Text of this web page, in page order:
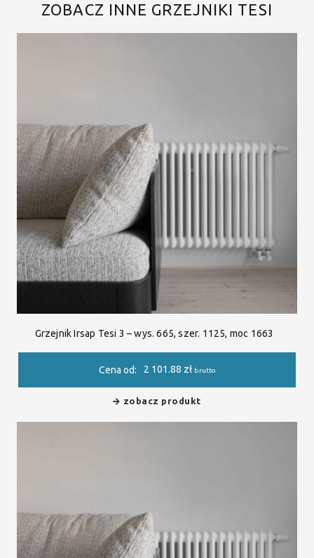
ZOBACZ INNE GRZEJNIKI TESI
Grzejnik Irsap Tesi 3 – wys. 665, szer. 1125, moc 1663
Cena od: 2 101.88 zł brutto
zobacz produkt